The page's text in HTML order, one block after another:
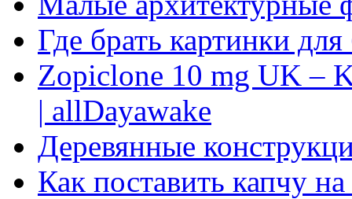
Где брать картинки
Zopiclone 10 mg UK –
| allDayawake
Деревянные
Как поставить капчу